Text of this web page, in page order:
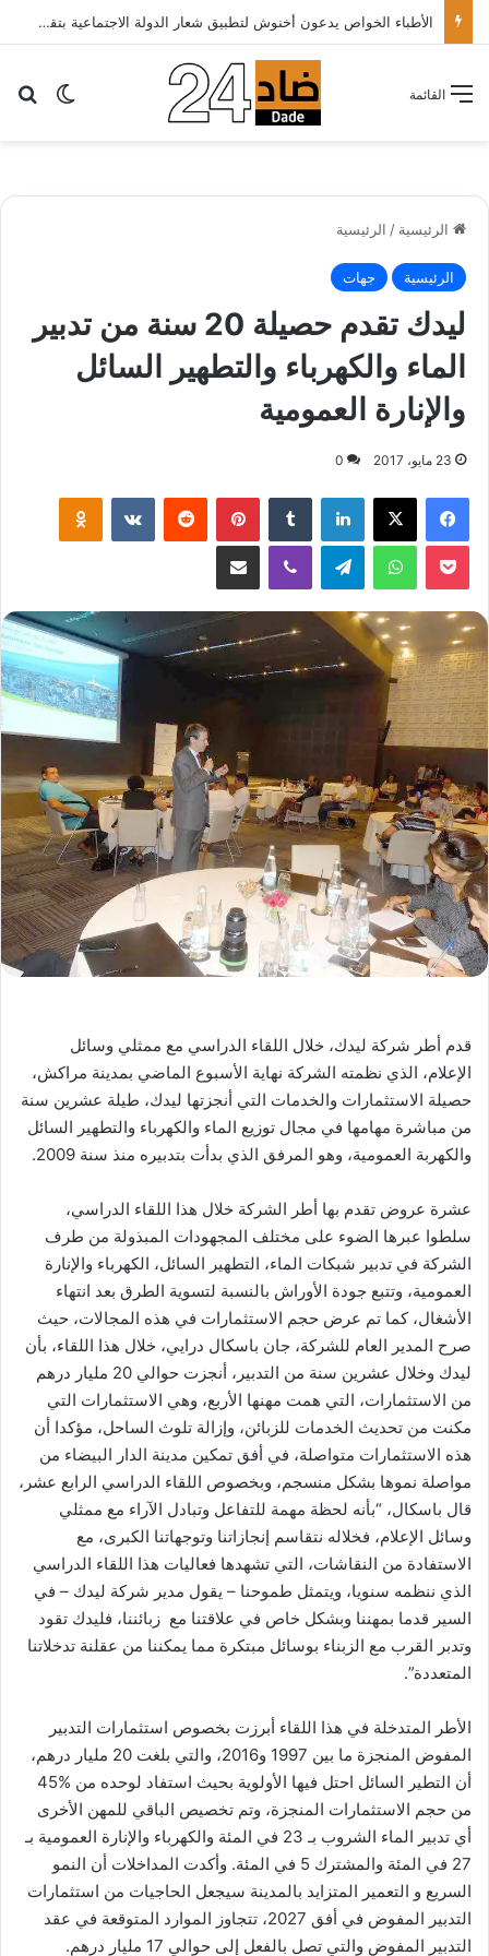
الأطباء الخواص يدعون أخنوش لتطبيق شعار الدولة الاجتماعية بتقليص كلفة العلاج على المرضى…
الوضع القائمة
الرئيسية / الرئيسية
الرئيسية جهات
ليدك تقدم حصيلة 20 سنة من تدبير
الماء والكهرباء والتطهير السائل
والإنارة العمومية
23 مايو، 2017 0
لينكدإن بينتيريست
واتساب
قدم أطر شركة ليدك، خلال اللقاء الدراسي مع ممثلي وسائل
الإعلام، الذي نظمته الشركة نهاية الأسبوع الماضي بمدينة مراكش،
حصيلة الاستثمارات والخدمات التي أنجزتها ليدك، طيلة عشرين سنة
من مباشرة مهامها في مجال توزيع الماء والكهرباء والتطهير السائل
والكهربة العمومية، وهو المرفق الذي بدأت بتدبيره منذ سنة 2009.
عشرة عروض تقدم بها أطر الشركة خلال هذا اللقاء الدراسي،
سلطوا عبرها الضوء على مختلف المجهودات المبذولة من طرف
الشركة في تدبير شبكات الماء، التطهير السائل، الكهرباء والإنارة
العمومية، وتتبع جودة الأوراش بالنسبة لتسوية الطرق بعد انتهاء
الأشغال، كما تم عرض حجم الاستثمارات في هذه المجالات، حيث
صرح المدير العام للشركة، جان باسكال درايي، خلال هذا اللقاء، بأن
ليدك وخلال عشرين سنة من التدبير، أنجزت حوالي 20 مليار درهم
من الاستثمارات، التي همت مهنها الأربع، وهي الاستثمارات التي
مكنت من تحديث الخدمات للزبائن، وإزالة تلوث الساحل، مؤكدا أن
هذه الاستثمارات متواصلة، في أفق تمكين مدينة الدار البيضاء من
مواصلة نموها بشكل منسجم، وبخصوص اللقاء الدراسي الرابع عشر،
قال باسكال، “بأنه لحظة مهمة للتفاعل وتبادل الآراء مع ممثلي
وسائل الإعلام، فخلاله نتقاسم إنجازاتنا وتوجهاتنا الكبرى، مع
الاستفادة من النقاشات، التي تشهدها فعاليات هذا اللقاء الدراسي
الذي ننظمه سنويا، ويتمثل طموحنا – يقول مدير شركة ليدك – في
السير قدما بمهننا وبشكل خاص في علاقتنا مع زبائننا، فليدك تقود
وتدبر القرب مع الزبناء بوسائل مبتكرة مما يمكننا من عقلنة تدخلاتنا
المتعددة”.
الأطر المتدخلة في هذا اللقاء أبرزت بخصوص استثمارات التدبير
المفوض المنجزة ما بين 1997 و2016، والتي بلغت 20 مليار درهم،
أن التطير السائل احتل فيها الأولوية بحيث استفاد لوحده من %
45
من حجم الاستثمارات المنجزة، وتم تخصيص الباقي للمهن الأخرى
أي تدبير الماء الشروب بـ 23 في المئة والكهرباء والإنارة العمومية بـ
27 في المئة والمشترك 5 في المئة. وأكدت المداخلات أن النمو
السريع و التعمير المتزايد بالمدينة سيجعل الحاجيات من استثمارات
التدبير المفوض في أفق 2027، تتجاوز الموارد المتوقعة في عقد
التدبير المفوض والتي تصل بالفعل إلى حوالي 17 مليار درهم.